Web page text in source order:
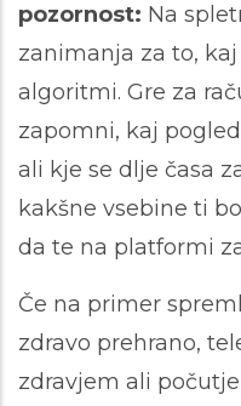
pozornost: Na
zanimanja za to,
algoritmi. Gre za
zapomni, kaj
ali kje se dlje časa
kakšne vsebine ti
da te na platformi
Če na primer
zdravo prehrano,
zdravjem ali